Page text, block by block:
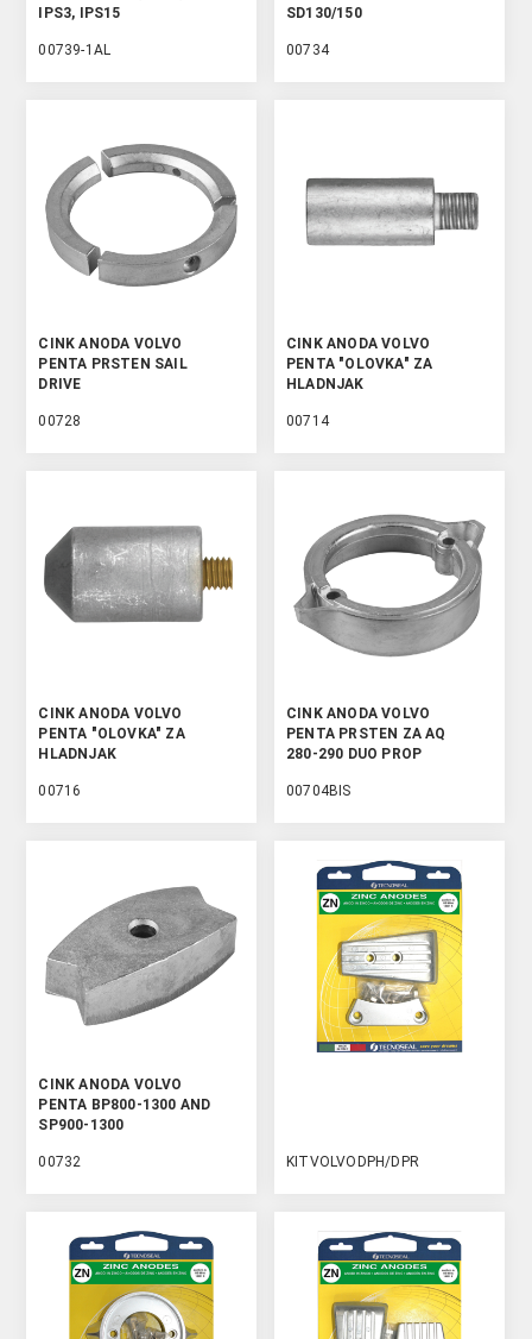
IPS3, IPS15
00739-1AL
SD130/150
00734
CINK ANODA VOLVO
PENTA PRSTEN SAIL
DRIVE
00728
CINK ANODA VOLVO
PENTA "OLOVKA" ZA
HLADNJAK
00714
CINK ANODA VOLVO
PENTA "OLOVKA" ZA
HLADNJAK
00716
CINK ANODA VOLVO
PENTA PRSTEN ZA AQ
280-290 DUO PROP
00704BIS
CINK ANODA VOLVO
PENTA BP800-1300 AND
SP900-1300
00732 KITVOLVODPH/DPR